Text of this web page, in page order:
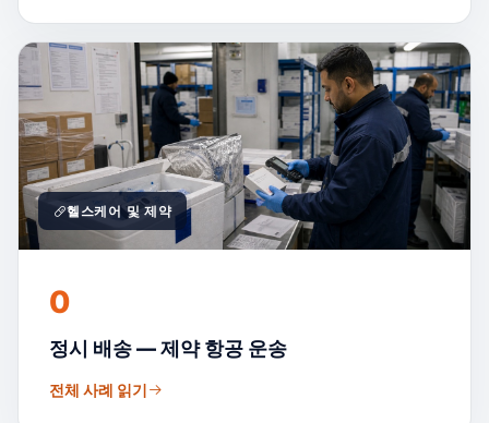
헬스케어 및 제약
0
정시 배송 — 제약 항공 운송
전체 사례 읽기